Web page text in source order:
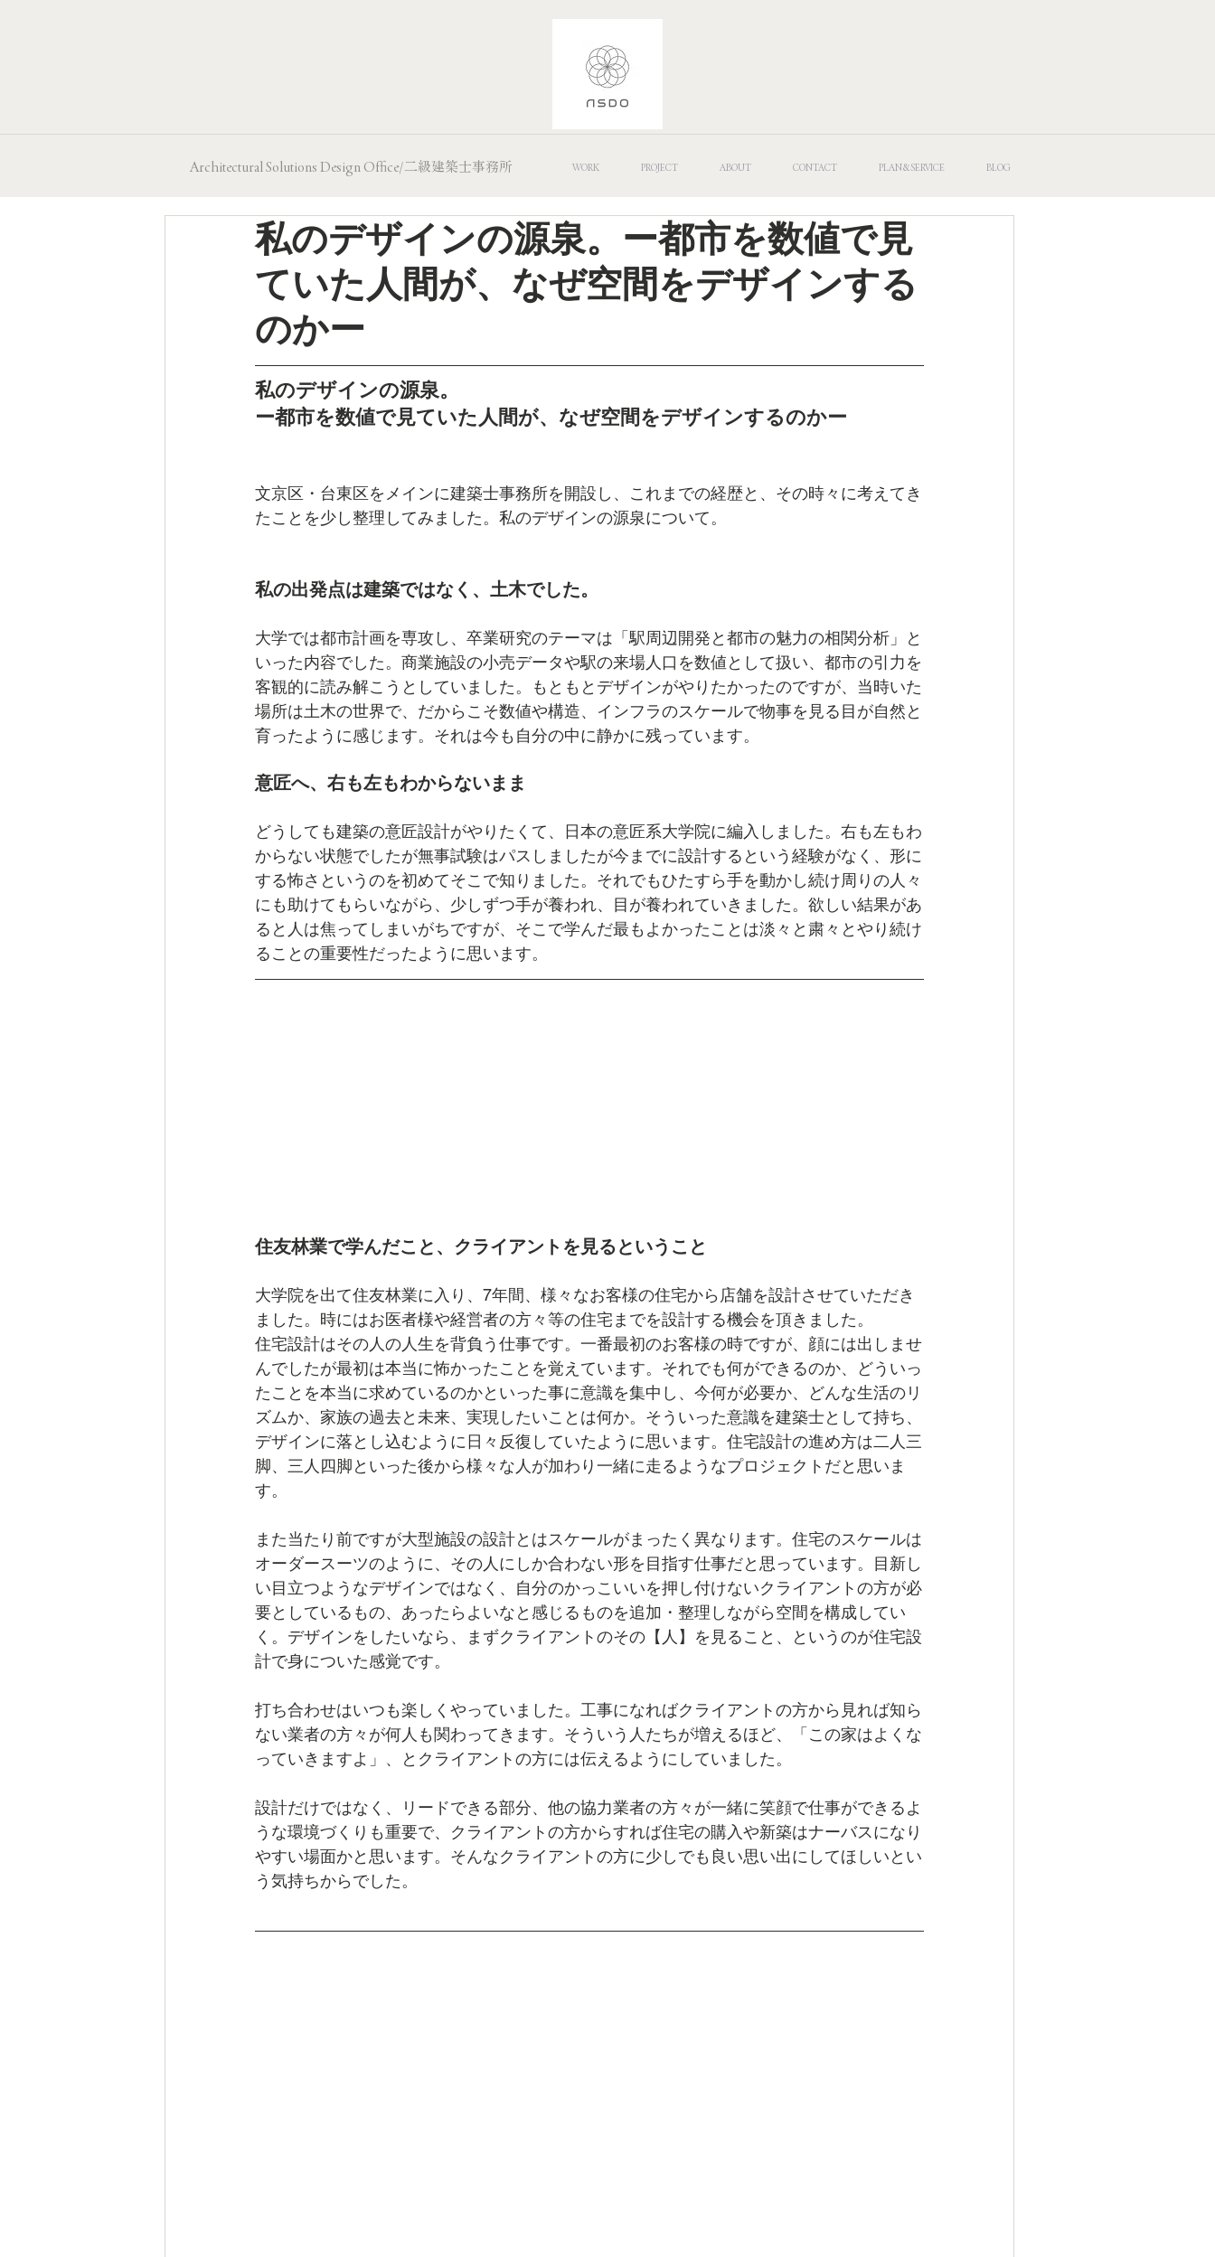
Architectural Solutions Design Office/二級建築士事務所 WORK PROJECT ABOUT CONTACT PLAN&SERVICE BLOG
私のデザインの源泉。ー都市を数値で見
ていた人間が、なぜ空間をデザインする
のかー
私のデザインの源泉。
ー都市を数値で見ていた人間が、なぜ空間をデザインするのかー
文京区・台東区をメインに建築士事務所を開設し、これまでの経歴と、その時々に考えてき
たことを少し整理してみました。私のデザインの源泉について。
私の出発点は建築ではなく、土木でした。
大学では都市計画を専攻し、卒業研究のテーマは「駅周辺開発と都市の魅力の相関分析」と
いった内容でした。商業施設の小売データや駅の来場人口を数値として扱い、都市の引力を
客観的に読み解こうとしていました。もともとデザインがやりたかったのですが、当時いた
場所は土木の世界で、だからこそ数値や構造、インフラのスケールで物事を見る目が自然と
育ったように感じます。それは今も自分の中に静かに残っています。
意匠へ、右も左もわからないまま
どうしても建築の意匠設計がやりたくて、日本の意匠系大学院に編入しました。右も左もわ
からない状態でしたが無事試験はパスしましたが今までに設計するという経験がなく、形に
する怖さというのを初めてそこで知りました。それでもひたすら手を動かし続け周りの人々
にも助けてもらいながら、少しずつ手が養われ、目が養われていきました。欲しい結果があ
ると人は焦ってしまいがちですが、そこで学んだ最もよかったことは淡々と粛々とやり続け
ることの重要性だったように思います。
住友林業で学んだこと、クライアントを見るということ
大学院を出て住友林業に入り、7年間、様々なお客様の住宅から店舗を設計させていただき
ました。時にはお医者様や経営者の方々等の住宅までを設計する機会を頂きました。
住宅設計はその人の人生を背負う仕事です。一番最初のお客様の時ですが、顔には出しませ
んでしたが最初は本当に怖かったことを覚えています。それでも何ができるのか、どういっ
たことを本当に求めているのかといった事に意識を集中し、今何が必要か、どんな生活のリ
ズムか、家族の過去と未来、実現したいことは何か。そういった意識を建築士として持ち、
デザインに落とし込むように日々反復していたように思います。住宅設計の進め方は二人三
脚、三人四脚といった後から様々な人が加わり一緒に走るようなプロジェクトだと思いま
す。
また当たり前ですが大型施設の設計とはスケールがまったく異なります。住宅のスケールは
オーダースーツのように、その人にしか合わない形を目指す仕事だと思っています。目新し
い目立つようなデザインではなく、自分のかっこいいを押し付けないクライアントの方が必
要としているもの、あったらよいなと感じるものを追加・整理しながら空間を構成してい
く。デザインをしたいなら、まずクライアントのその【人】を見ること、というのが住宅設
計で身についた感覚です。
打ち合わせはいつも楽しくやっていました。工事になればクライアントの方から見れば知ら
ない業者の方々が何人も関わってきます。そういう人たちが増えるほど、「この家はよくな
っていきますよ」、とクライアントの方には伝えるようにしていました。
設計だけではなく、リードできる部分、他の協力業者の方々が一緒に笑顔で仕事ができるよ
うな環境づくりも重要で、クライアントの方からすれば住宅の購入や新築はナーバスになり
やすい場面かと思います。そんなクライアントの方に少しでも良い思い出にしてほしいとい
う気持ちからでした。